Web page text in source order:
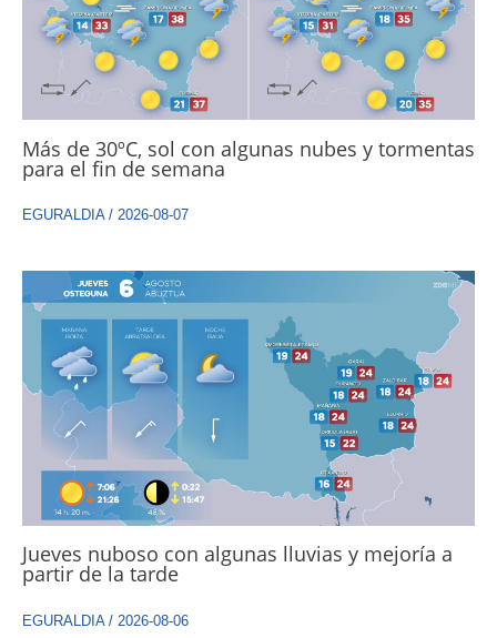
Más de 30ºC, sol con algunas nubes y tormentas
para el fin de semana
EGURALDIA/ 2026-08-07
Jueves nuboso con algunas lluvias y mejoría a
partir de la tarde
EGURALDIA/ 2026-08-06